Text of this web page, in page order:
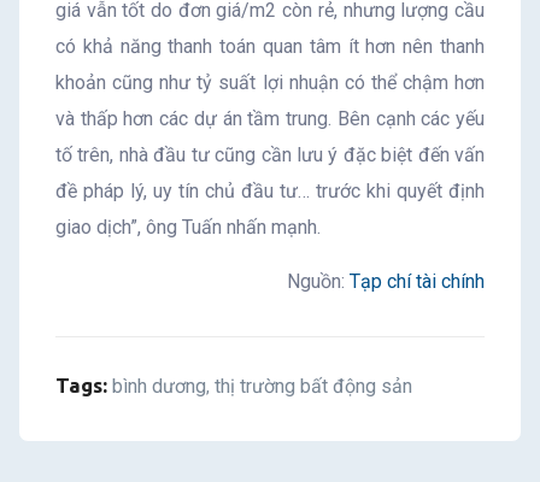
giá vẫn tốt do đơn giá/m2 còn rẻ, nhưng lượng cầu
có khả năng thanh toán quan tâm ít hơn nên thanh
khoản cũng như tỷ suất lợi nhuận có thể chậm hơn
và thấp hơn các dự án tầm trung. Bên cạnh các yếu
tố trên, nhà đầu tư cũng cần lưu ý đặc biệt đến vấn
đề pháp lý, uy tín chủ đầu tư… trước khi quyết định
giao dịch”, ông Tuấn nhấn mạnh.
Nguồn: Tạp chí tài chính
Tags: bình dương, thị trường bất động sản